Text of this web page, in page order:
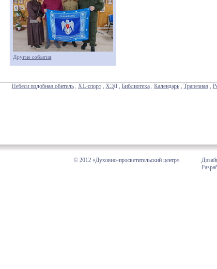
Другие события
Небеси подобная обитель , XL-спорт , ХЭД , Библиотека , Календарь , Трапезная ,
© 2012 «Духовно-просветительский центр»